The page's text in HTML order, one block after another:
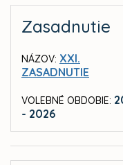
Zasadnutie
NÁZOV: XXI.
ZASADNUTIE
VOLEBNÉ OBDOBIE:
- 2026